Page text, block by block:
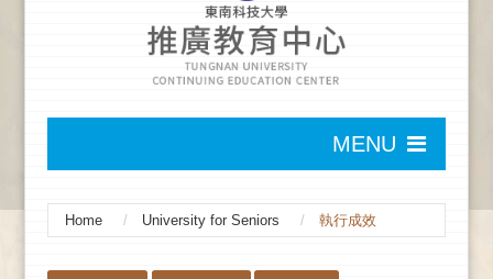
MENU
Home University for Seniors 執行成效